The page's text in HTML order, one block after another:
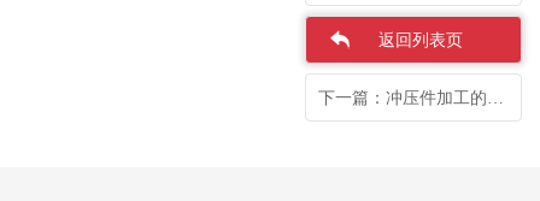
返回列表页